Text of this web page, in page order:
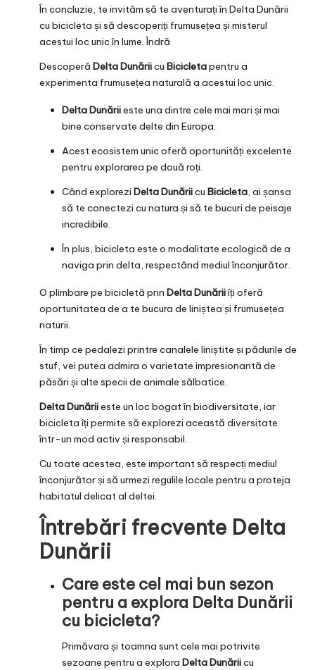
În concluzie, te invităm să te aventurați în Delta Dunării
cu bicicleta și să descoperiți frumusețea și misterul
acestui loc unic în lume. Îndră
Descoperă Delta Dunăriicu Bicicletapentru a
experimenta frumusețea naturală a acestui loc unic.
Delta Dunăriieste una dintre cele mai mari și mai
bine conservate delte din Europa.
Acest ecosistem unic oferă oportunități excelente
pentru explorarea pe două roți.
Când explorezi Delta Dunăriicu Bicicleta, ai șansa
să te conectezi cu natura și să te bucuri de peisaje
incredibile.
În plus, bicicleta este o modalitate ecologică de a
naviga prin delta, respectând mediul înconjurător.
O plimbare pe bicicletă prin Delta Dunăriiîți oferă
oportunitatea de a te bucura de liniștea și frumusețea
naturii.
În timp ce pedalezi printre canalele liniștite și pădurile de
stuf, vei putea admira o varietate impresionantă de
păsări și alte specii de animale sălbatice.
Delta Dunăriieste un loc bogat în biodiversitate, iar
bicicleta îți permite să explorezi această diversitate
într-un mod activ și responsabil.
Cu toate acestea, este important să respecți mediul
înconjurător și să urmezi regulile locale pentru a proteja
habitatul delicat al deltei.
Întrebări frecvente Delta
Dunării
Care este cel mai bun sezon
pentru a explora Delta Dunării
cu bicicleta?
Primăvara și toamna sunt cele mai potrivite
sezoane pentru a explora Delta Dunăriicu